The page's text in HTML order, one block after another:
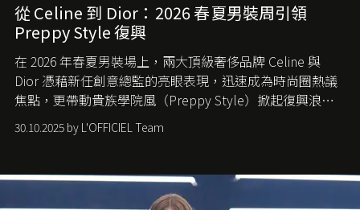
從 Celine 到 Dior：2026 春夏男裝周引領
Preppy Style 復興
在 2026 年春夏男裝場上，兩大頂級奢侈品牌 Celine 與
Dior 憑藉新任創意總監的亮眼表現，迅速成為時尚圈熱議
焦點，更帶動貴族學院風（Preppy Style）掀起復興浪
潮，讓這股經典風格再度回到大眾視線。
30.10.2025 by L'OFFICIEL Team